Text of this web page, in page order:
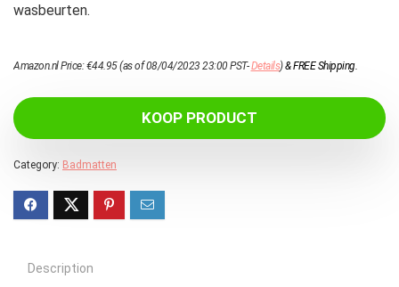
wasbeurten.
Amazon.nl Price:€44.95(as of 08/04/2023 23:00 PST-Details)&FREE Shipping.
KOOP PRODUCT
Category: Badmatten
Description